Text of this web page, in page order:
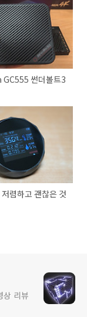
썬더볼트3
렴하고 괜찮은 것
상 리뷰